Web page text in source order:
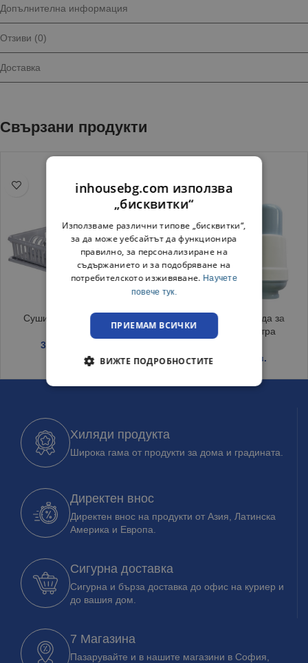
Допълнителна информация
Отзиви (0)
Доставка
Свързани продукти
Сушилник за чинии Сив
3.99
Ръчна помпа за вода за
бутилки до 11 литра
3.35 / 6.55 лв.
Хиляди продукта
Широка гама от продукти за дома и градината.
Директен внос
Директен внос на продукти от Азия, Латинска
Америка и Европа.
Сигурна доставка
Сигурна и бърза доставка до офис на куриер и
до вашия дом.
7 Магазина
Пазарувайте и в нашите магазини в София,
inhousebg.com използва
„бисквитки“
Използваме различни типове „бисквитки“,
за да може уебсайтът да функционира
правилно, за персонализиране на
съдържанието и за подобряване на
потребителското изживяване. Научете
повече тук.
ПРИЕМАМ ВСИЧКИ
ВИЖТЕ ПОДРОБНОСТИТЕ